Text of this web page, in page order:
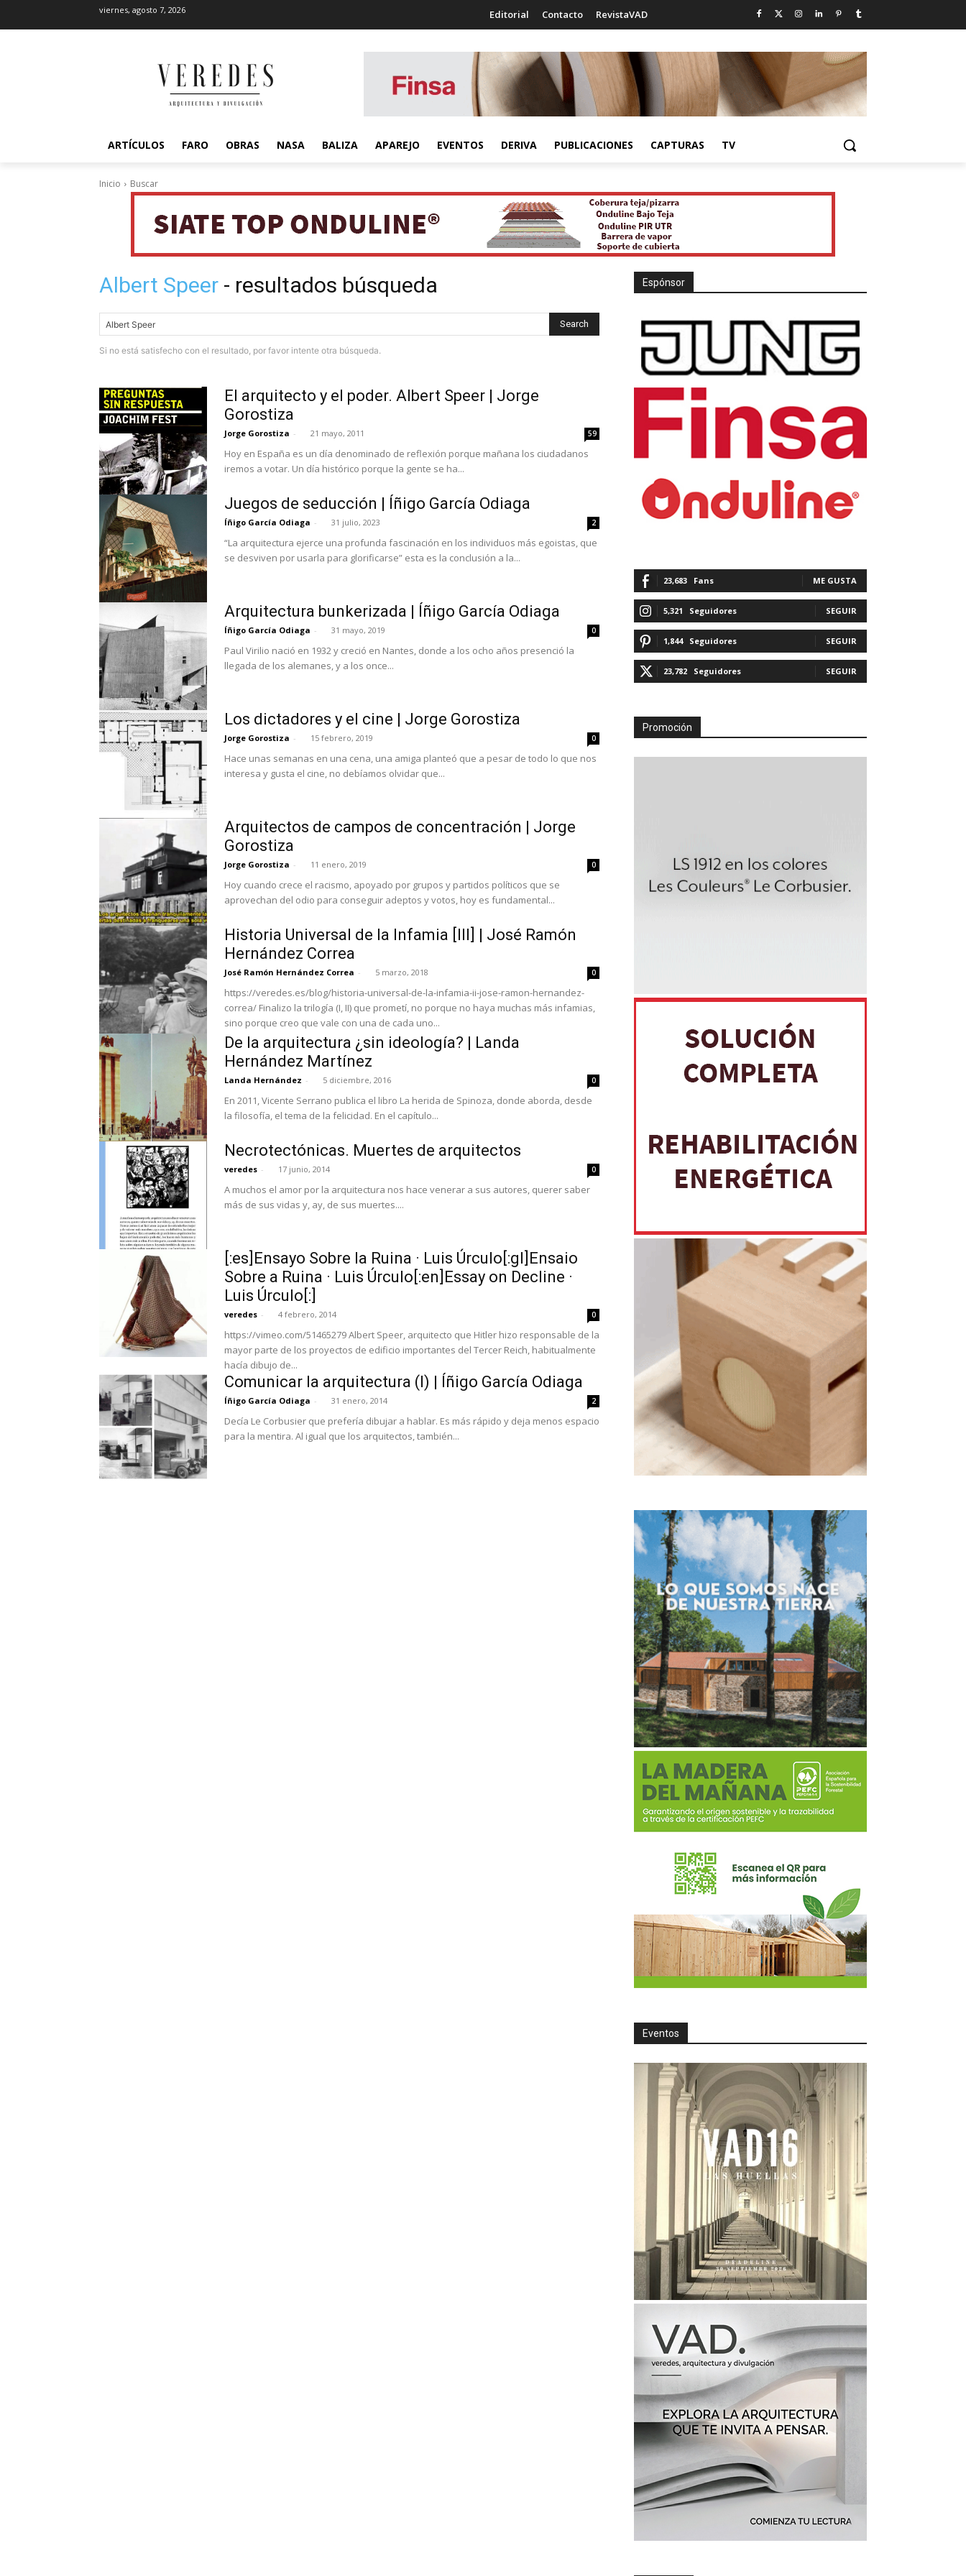
viernes, agosto 7, 2026 Editorial Contacto RevistaVAD
ARTÍCULOS FARO OBRAS NASA BALIZA APAREJO EVENTOS DERIVA PUBLICACIONES CAPTURAS TV
Inicio Buscar
Albert Speer - resultados búsqueda
Search
Si no está satisfecho con el resultado, por favor intente otra búsqueda.
El arquitecto y el poder. Albert Speer | Jorge
Gorostiza
Jorge Gorostiza - 21 mayo, 2011 59
Hoy en España es un día denominado de reflexión porque mañana los ciudadanos
iremos a votar. Un día histórico porque la gente se ha...
Juegos de seducción | Íñigo García Odiaga
Íñigo García Odiaga - 31 julio, 2023 2
“La arquitectura ejerce una profunda fascinación en los individuos más egoistas, que
se desviven por usarla para glorificarse” esta es la conclusión a la...
Arquitectura bunkerizada | Íñigo García Odiaga
Íñigo García Odiaga - 31 mayo, 2019 0
Paul Virilio nació en 1932 y creció en Nantes, donde a los ocho años presenció la
llegada de los alemanes, y a los once...
Los dictadores y el cine | Jorge Gorostiza
Jorge Gorostiza - 15 febrero, 2019 0
Hace unas semanas en una cena, una amiga planteó que a pesar de todo lo que nos
interesa y gusta el cine, no debíamos olvidar que...
Arquitectos de campos de concentración | Jorge
Gorostiza
Jorge Gorostiza - 11 enero, 2019 0
Hoy cuando crece el racismo, apoyado por grupos y partidos políticos que se
aprovechan del odio para conseguir adeptos y votos, hoy es fundamental...
Historia Universal de la Infamia [III] | José Ramón
Hernández Correa
José Ramón Hernández Correa - 5 marzo, 2018 0
https://veredes.es/blog/historia-universal-de-la-infamia-ii-jose-ramon-hernandez-
correa/ Finalizo la trilogía (I, II) que prometí, no porque no haya muchas más infamias,
sino porque creo que vale con una de cada uno...
De la arquitectura ¿sin ideología? | Landa
Hernández Martínez
Landa Hernández - 5 diciembre, 2016 0
En 2011, Vicente Serrano publica el libro La herida de Spinoza, donde aborda, desde
la filosofía, el tema de la felicidad. En el capítulo...
Necrotectónicas. Muertes de arquitectos
veredes - 17 junio, 2014 0
A muchos el amor por la arquitectura nos hace venerar a sus autores, querer saber
más de sus vidas y, ay, de sus muertes....
[:es]Ensayo Sobre la Ruina · Luis Úrculo[:gl]Ensaio
Sobre a Ruina · Luis Úrculo[:en]Essay on Decline ·
Luis Úrculo[:]
veredes - 4 febrero, 2014 0
https://vimeo.com/51465279 Albert Speer, arquitecto que Hitler hizo responsable de la
mayor parte de los proyectos de edificio importantes del Tercer Reich, habitualmente
hacía dibujo de...
Comunicar la arquitectura (I) | Íñigo García Odiaga
Íñigo García Odiaga - 31 enero, 2014 2
Decía Le Corbusier que prefería dibujar a hablar. Es más rápido y deja menos espacio
para la mentira. Al igual que los arquitectos, también...
Espónsor
23,683 Fans ME GUSTA
5,321 Seguidores SEGUIR
1,844 Seguidores SEGUIR
23,782 Seguidores SEGUIR
Promoción
Eventos